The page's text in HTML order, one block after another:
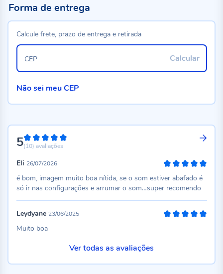
5100%
(10) avaliações
Eli 26/07/2026
é bom, imagem muito boa nítida, se o som estiver abafado é
só ir nas configurações e arrumar o som…super recomendo
Leydyane 23/06/2025
Muito boa
Ver todas as avaliações
Forma de entrega
Calcule frete, prazo de entrega e retirada
Calcular
CEP
Não sei meu CEP